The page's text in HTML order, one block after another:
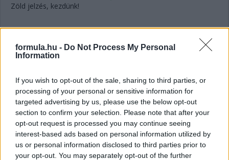
formula.hu - Do Not Process My Personal
Information
If you wish to opt-out of the sale, sharing to third parties, or
processing of your personal or sensitive information for
targeted advertising by us, please use the below opt-out
section to confirm your selection. Please note that after your
opt-out request is processed you may continue seeing
interest-based ads based on personal information utilized by
us or personal information disclosed to third parties prior to
your opt-out. You may separately opt-out of the further
Zöld jelzés, kezdünk!
15 Celsius-fokos hőmérséklettel indul a hétvége, hűvös van,
de süt a nap, tiszta az idő.
18:26
A hétvége nagy kérdése, hogy vissza tud-e vágni saját
pályáján, illetve egyik legjobb pályáján George Russell.
Paolo Filisetti, a Racingnews365.com technikai elemzője
szerint a Mercedes fejlesztéseinél jelentősen figyelembe
vették Kimi Antonelli véleményét, ezért is lesz érdekes látni,
hogy mire mennek egymással.